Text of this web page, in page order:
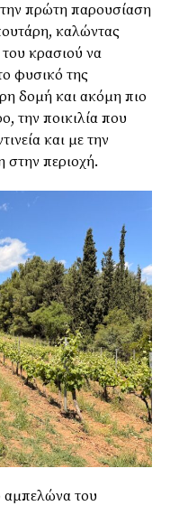
πρώτη παρουσίαση
καλώντας
κρασιού να
φυσικό της
δομή και ακόμη πιο
την ποικιλία που
και με την
στην περιοχή.
αμπελώνα του